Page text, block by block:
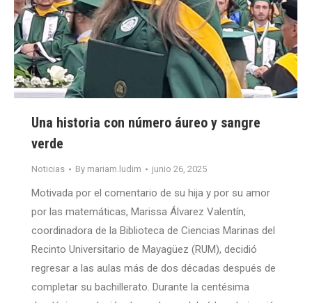
Una historia con número áureo y sangre
verde
Noticias By mariam.ludim junio 26, 2025
Motivada por el comentario de su hija y por su amor
por las matemáticas, Marissa Álvarez Valentín,
coordinadora de la Biblioteca de Ciencias Marinas del
Recinto Universitario de Mayagüez (RUM), decidió
regresar a las aulas más de dos décadas después de
completar su bachillerato. Durante la centésima